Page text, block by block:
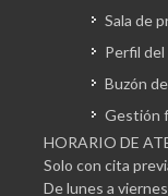
Sala de
Perfil
Buzón
Gestión
HORARIO DE
Solo con cita
De lunes a